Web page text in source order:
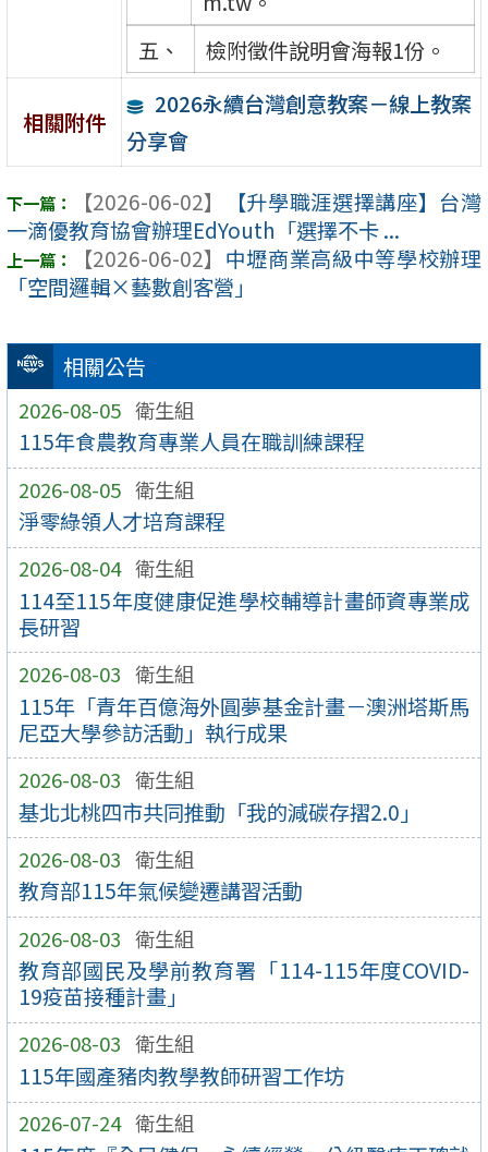
相關公告
2026-08-05 衛生組
115年食農教育專業人員在職訓練課程
2026-08-05 衛生組
淨零綠領人才培育課程
2026-08-04 衛生組
114至115年度健康促進學校輔導計畫師資專業成
長研習
2026-08-03 衛生組
115年「青年百億海外圓夢基金計畫－澳洲塔斯馬
尼亞大學參訪活動」執行成果
2026-08-03 衛生組
基北北桃四市共同推動「我的減碳存摺2.0」
2026-08-03 衛生組
教育部115年氣候變遷講習活動
2026-08-03 衛生組
教育部國民及學前教育署「114-115年度COVID-
19疫苗接種計畫」
2026-08-03 衛生組
115年國產豬肉教學教師研習工作坊
2026-07-24 衛生組
五、
檢附徵件說明會海報1份。
相關附件
2026永續台灣創意教案－線上教案
分享會
【2026-06-02】
【升學職涯選擇講座】台灣
一滴優教育協會辦理EdYouth「選擇不卡 ...
【2026-06-02】 中壢商業高級中等學校辦理
「空間邏輯×藝數創客營」